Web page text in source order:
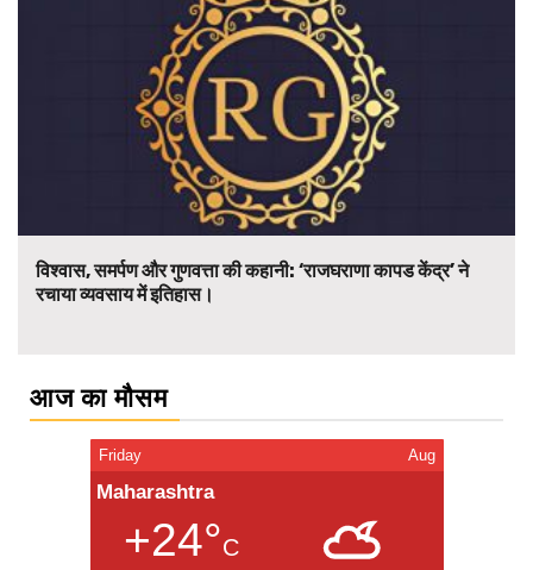
विश्वास, समर्पण और गुणवत्ता की कहानी: ‘राजघराणा कापड केंद्र’ ने
रचाया व्यवसाय में इतिहास।
आज का मौसम
Friday Aug
Maharashtra
+24°C